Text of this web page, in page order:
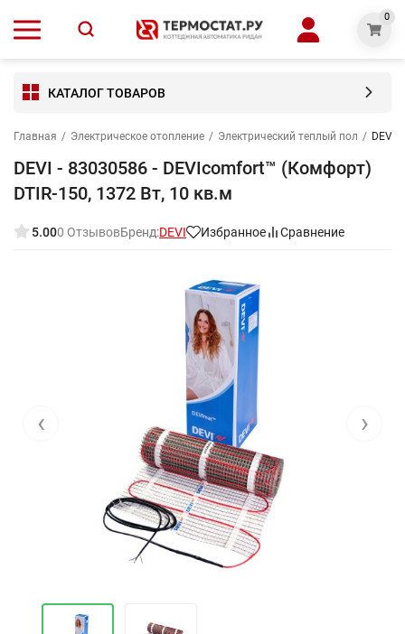
0
КАТАЛОГ ТОВАРОВ
Главная / Электрическое отопление / Электрический теплый пол / DEVI
DEVI - 83030586 - DEVIcomfort™ (Комфорт)
DTIR-150, 1372 Вт, 10 кв.м
5.000 ОтзывовБренд:DEVI Избранное Сравнение
‹ ›